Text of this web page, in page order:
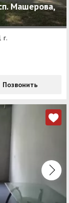
Машерова,
г.
Позвонить